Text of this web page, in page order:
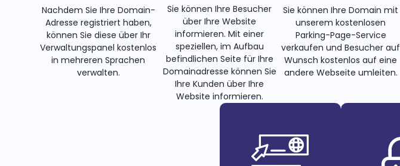
Nachdem Sie Ihre Domain-
Adresse registriert haben,
können Sie diese über Ihr
Verwaltungspanel kostenlos
in mehreren Sprachen
verwalten.
Sie können Ihre Besucher
über Ihre Website
informieren. Mit einer
speziellen, im Aufbau
befindlichen Seite für Ihre
Domainadresse können Sie
Ihre Kunden über Ihre
Website informieren.
Sie können Ihre Domain mit
unserem kostenlosen
Parking-Page-Service
verkaufen und Besucher auf
Wunsch kostenlos auf eine
andere Webseite umleiten.